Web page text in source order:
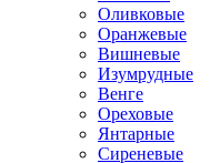
Оливковые
Оранжевые
Вишневые
Изумрудные
Венге
Ореховые
Янтарные
Сиреневые